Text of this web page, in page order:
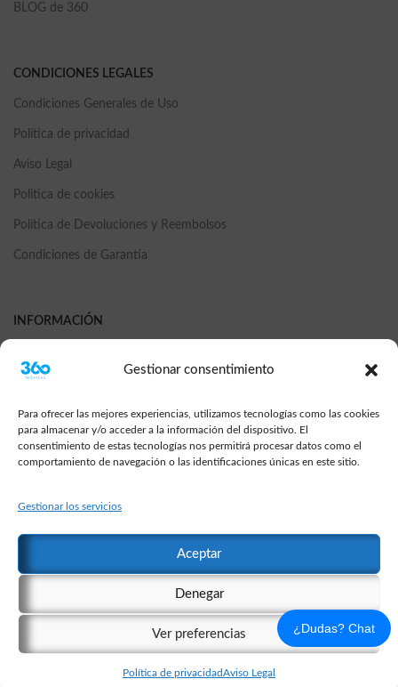
Gestionar consentimiento
Para ofrecer las mejores experiencias, utilizamos tecnologías como las cookies
para almacenar y/o acceder a la información del dispositivo. El
consentimiento de estas tecnologías nos permitirá procesar datos como el
comportamiento de navegación o las identificaciones únicas en este sitio.
Gestionar los servicios
Aceptar
Denegar
Ver preferencias
Política de privacidadAviso Legal
BLOG de 360
¿Dudas? Chat
CONDICIONES LEGALES
Condiciones Generales de Uso
Política de privacidad
Aviso Legal
Politica de cookies
Política de Devoluciones y Reembolsos
Condiciones de Garantía
INFORMACIÓN
Contáctanos
Garantia
Devoluciones y Reembolsos
Terminos y condiciones
© Copyright 2018-2026 | 360Moviles® es una marca registrada |
Reservados todos los derechos |